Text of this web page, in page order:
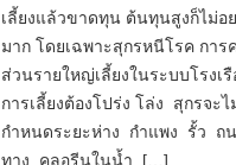
เลี้ยงแล้วขาดทุน ต้นทุนสูงก็ไม่อ
มาก โดยเฉพาะสุกรหนีโรค กา
ส่วนรายใหญ่เลี้ยงในระบบโรง
การเลี้ยงต้องโปร่ง โล่ง สุกรจ
กำหนดระยะห่าง กำแพง รั้ว ถ
ทาง คลอรีนในน้ำ […]